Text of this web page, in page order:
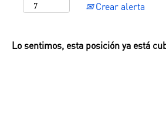
Crear alerta
Lo sentimos, esta posición ya está